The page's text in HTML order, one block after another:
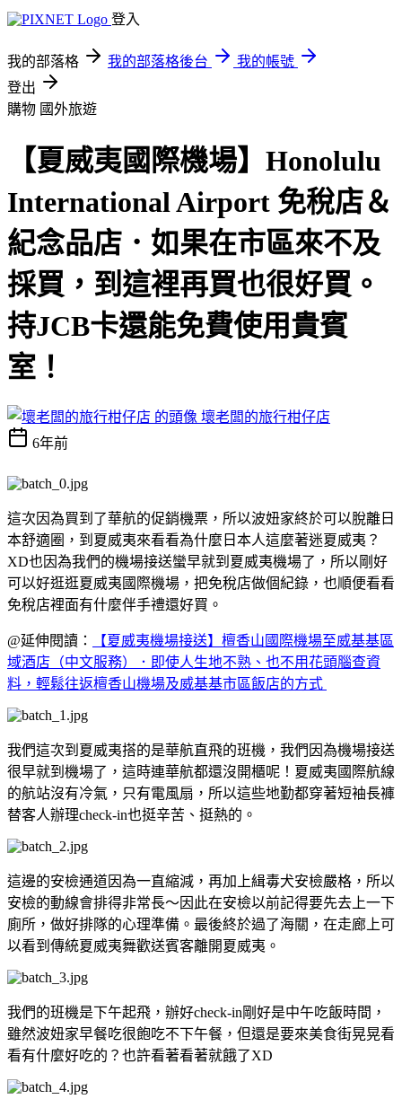
登入
我的部落格 我的部落格後台
我的帳號
登出
購物 國外旅遊
【夏威夷國際機場】Honolulu
International Airport 免稅店＆
紀念品店．如果在市區來不及
採買，到這裡再買也很好買。
持JCB卡還能免費使用貴賓
室！
壞老闆的旅行柑仔店
6年前
這次因為買到了華航的促銷機票，所以波妞家終於可以脫離日
本舒適圈，到夏威夷來看看為什麼日本人這麼著迷夏威夷？
XD也因為我們的機場接送蠻早就到夏威夷機場了，所以剛好
可以好逛逛夏威夷國際機場，把免稅店做個紀錄，也順便看看
免稅店裡面有什麼伴手禮還好買。
@延伸閱讀：
【夏威夷機場接送】檀香山國際機場至威基基區
域酒店（中文服務）．即使人生地不熟、也不用花頭腦查資
料，輕鬆往返檀香山機場及威基基市區飯店的方式
我們這次到夏威夷搭的是華航直飛的班機，我們因為機場接送
很早就到機場了，這時連華航都還沒開櫃呢！夏威夷國際航線
的航站沒有冷氣，只有電風扇，所以這些地勤都穿著短袖長褲
替客人辦理check-in也挺辛苦、挺熱的。
這邊的安檢通道因為一直縮減，再加上緝毒犬安檢嚴格，所以
安檢的動線會排得非常長～因此在安檢以前記得要先去上一下
廁所，做好排隊的心理準備。最後終於過了海關，在走廊上可
以看到傳統夏威夷舞歡送賓客離開夏威夷。
我們的班機是下午起飛，辦好check-in剛好是中午吃飯時間，
雖然波妞家早餐吃很飽吃不下午餐，但還是要來美食街晃晃看
看有什麼好吃的？也許看著看著就餓了XD